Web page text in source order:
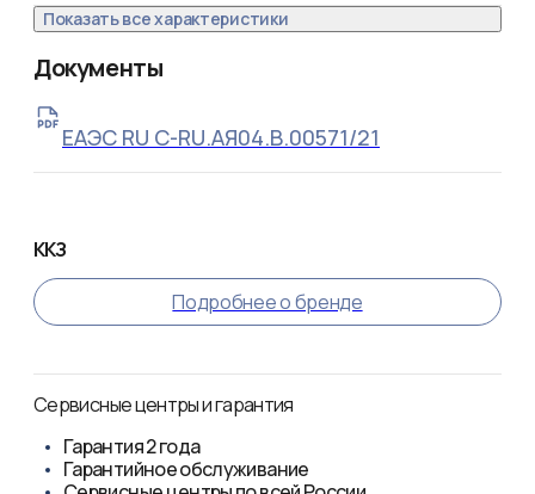
Показать все характеристики
Документы
ЕАЭС RU С-RU.АЯ04.В.00571/21
ККЗ
Подробнее о бренде
Сервисные центры и гарантия
Гарантия2 года
Гарантийное обслуживание